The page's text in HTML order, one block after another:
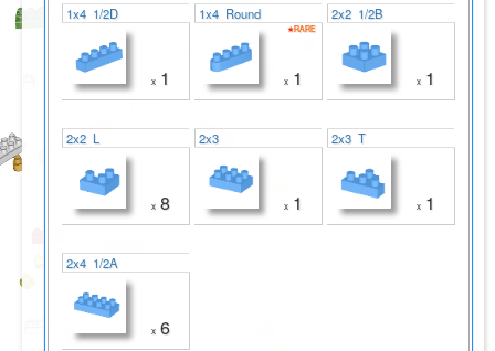
1x4 1/2D
x 1
1x4 Round
x 1
★RARE
☆RARE
2x2 1/2B
x 1
2x2 L
x 8
2x3
x 1
2x3 T
x 1
2x4 1/2A
x 6